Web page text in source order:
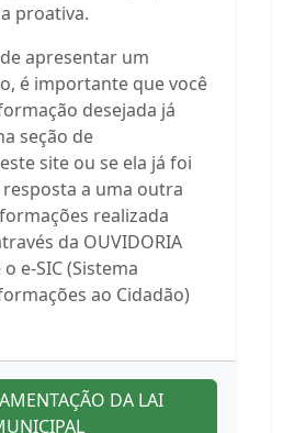
proativa.
apresentar um
é importante que você
desejada já
seção de
site ou se ela já foi
a uma outra
realizada
da OUVIDORIA
e-SIC (Sistema
ao Cidadão)
DA LAI